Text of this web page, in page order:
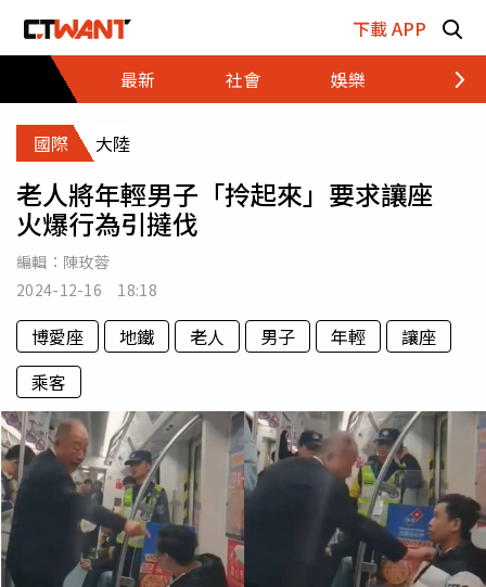
下載 APP
最新
社會 娛樂 財經
國際 大陸
老人將年輕男子「拎起來」要求讓座
火爆行為引撻伐
編輯： 陳玫蓉
2024-12-16 18:18
博愛座 地鐵 老人 男子 年輕
讓座
乘客